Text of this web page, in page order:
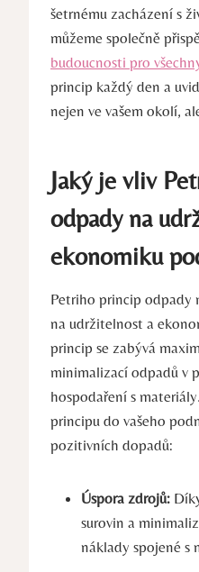
šetrnému zacházení ⁣s
můžeme společně
budoucnosti pro
princip každý den a
⁤nejen ve vašem okolí,
Jaký je vliv
odpady na
ekonomiku‌
Petriho princip odpady
na udržitelnost a
princip se zabývá
minimalizací odpadů v
hospodaření s
principu ​do vašeho
pozitivních⁢ dopadů:
Úspora ‍zdrojů:
surovin⁤ a
náklady spojené⁣ s